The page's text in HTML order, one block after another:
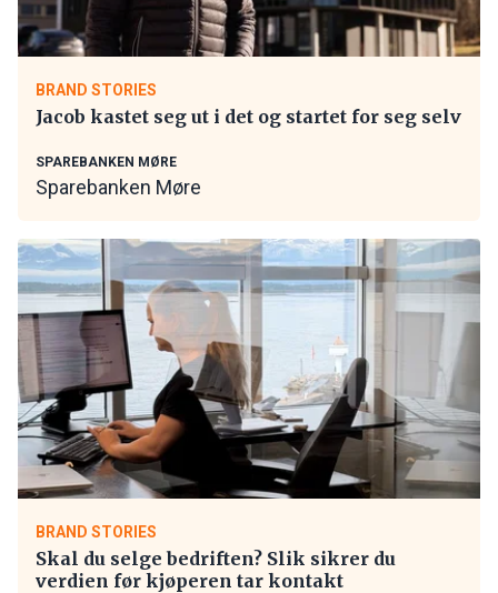
BRAND STORIES
Jacob kastet seg ut i det og startet for seg selv
SPAREBANKEN MØRE
Sparebanken Møre
BRAND STORIES
Skal du selge bedriften? Slik sikrer du
verdien før kjøperen tar kontakt